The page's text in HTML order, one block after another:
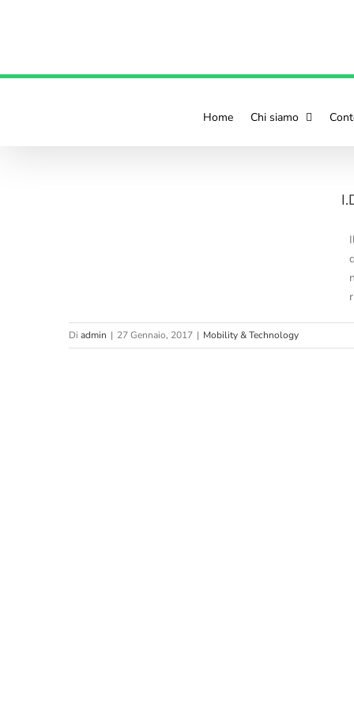
Home Chi siamo
Di admin | 27 Gennaio, 2017 | Mobility & Technology